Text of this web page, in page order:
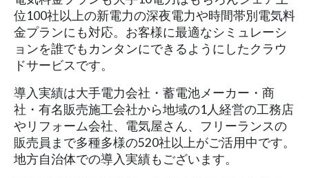
位100社以上の新電力の深夜電力や時間帯別電気料
金プランにも対応。お客様に最適なシミュレーシ
ョンを誰でもカンタンにできるようにしたクラウ
ドサービスです。
導入実績は大手電力会社・蓄電池メーカー・商
社・有名販売施工会社から地域の1人経営の工務店
やリフォーム会社、電気屋さん、フリーランスの
販売員まで多種多様の520社以上がご活用中です。
地方自治体での導入実績もございます。